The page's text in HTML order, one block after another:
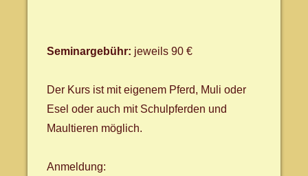
Seminargebühr: jeweils 90 €
Der Kurs ist mit eigenem Pferd, Muli oder
Esel oder auch mit Schulpferden und
Maultieren möglich.
Anmeldung: